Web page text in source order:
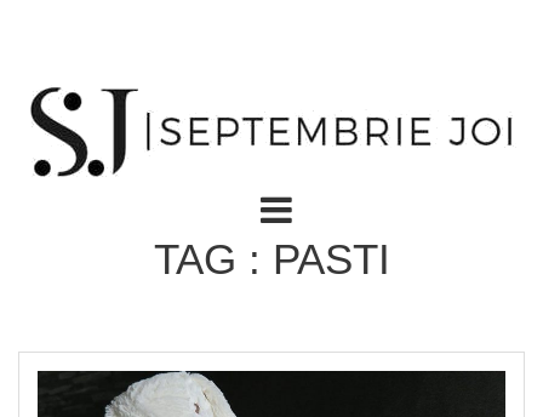
TAG : PASTI